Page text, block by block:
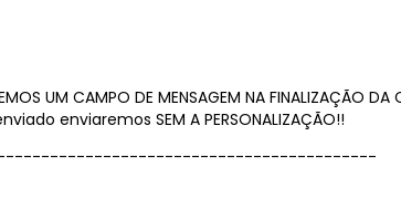
UM CAMPO DE MENSAGEM NA FINALIZAÇÃO DA
enviaremos SEM A PERSONALIZAÇÃO!!